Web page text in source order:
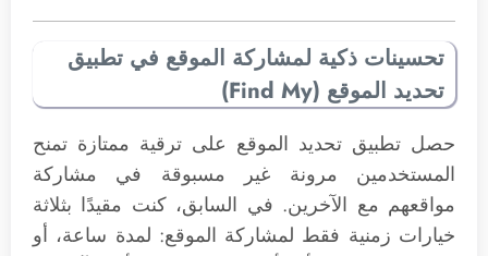
تحسينات ذكية لمشاركة الموقع في تطبيق
تحديد الموقع (Find My)
حصل تطبيق تحديد الموقع على ترقية ممتازة تمنح
المستخدمين مرونة غير مسبوقة في مشاركة
مواقعهم مع الآخرين. في السابق، كنت مقيدًا بثلاثة
خيارات زمنية فقط لمشاركة الموقع: لمدة ساعة، أو